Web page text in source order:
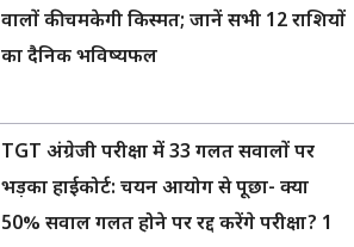
वालों की चमकेगी किस्मत; जानें सभी 12 राशियों
का दैनिक भविष्यफल
TGT अंग्रेजी परीक्षा में 33 गलत सवालों पर
भड़का हाईकोर्ट: चयन आयोग से पूछा- क्या
50% सवाल गलत होने पर रद्द करेंगे परीक्षा? 1